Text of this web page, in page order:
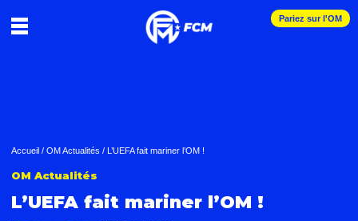
Pariez sur l'OM
Accueil / OM Actualités / L’UEFA fait mariner l’OM !
OM Actualités
L’UEFA fait mariner l’OM !